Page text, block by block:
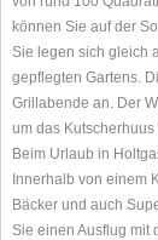
können Sie auf der
Sie legen sich gleich
gepflegten Gartens.
Grillabende an. Der
um das
Beim Urlaub in
Innerhalb von einem
Bäcker und auch
Sie einen Ausflug mit